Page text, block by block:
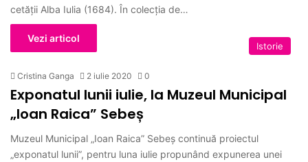
cetății Alba Iulia (1684). În colecția de…
Vezi articol
Istorie
Cristina Ganga 2 iulie 2020 0
Exponatul lunii iulie, la Muzeul Municipal
„Ioan Raica” Sebeș
Muzeul Municipal „Ioan Raica” Sebeș continuă proiectul
„exponatul lunii”, pentru luna iulie propunând expunerea unei